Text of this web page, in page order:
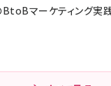
マーケティング実践